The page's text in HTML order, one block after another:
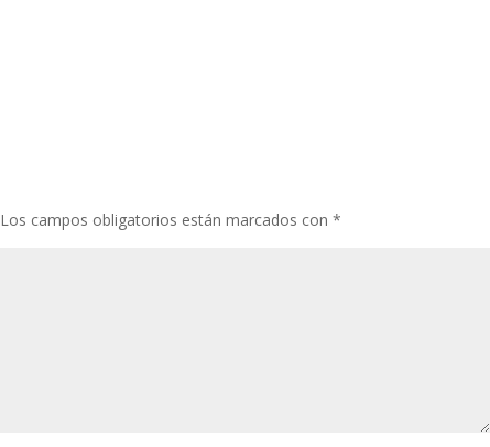
Los campos obligatorios están marcados con*